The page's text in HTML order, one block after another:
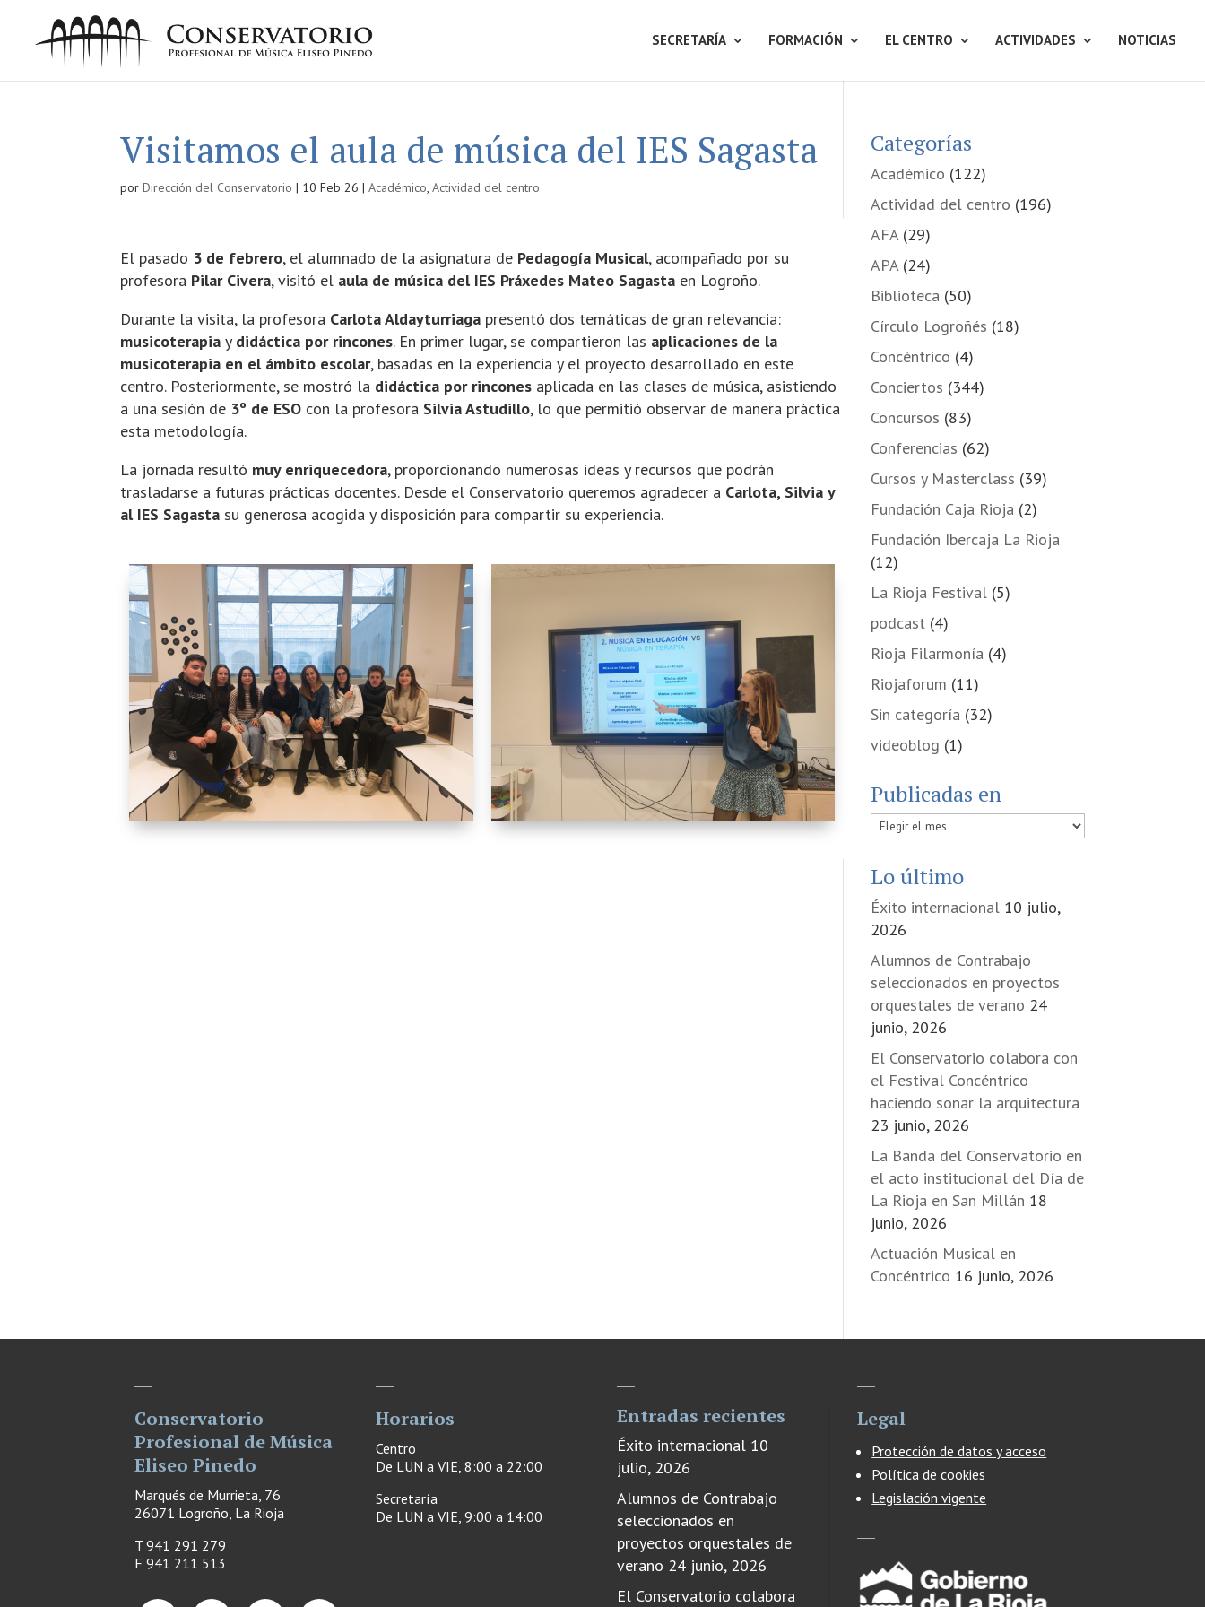
SECRETARÍA FORMACIÓN EL CENTRO ACTIVIDADES NOTICIAS
Visitamos el aula de música del IES Sagasta
porDirección del Conservatorio | 10 Feb 26 |Académico,Actividad del centro
El pasado 3 de febrero, el alumnado de la asignatura de Pedagogía Musical, acompañado por su
profesora Pilar Civera, visitó el aula de música del IES Práxedes Mateo Sagasta en Logroño.
Durante la visita, la profesora Carlota Aldayturriaga presentó dos temáticas de gran relevancia:
musicoterapia y didáctica por rincones. En primer lugar, se compartieron las aplicaciones de la
musicoterapia en el ámbito escolar, basadas en la experiencia y el proyecto desarrollado en este
centro. Posteriormente, se mostró la didáctica por rincones aplicada en las clases de música, asistiendo
a una sesión de 3º de ESO con la profesora Silvia Astudillo, lo que permitió observar de manera práctica
esta metodología.
La jornada resultó muy enriquecedora, proporcionando numerosas ideas y recursos que podrán
trasladarse a futuras prácticas docentes. Desde el Conservatorio queremos agradecer a Carlota, Silvia y
al IES Sagasta su generosa acogida y disposición para compartir su experiencia.
Categorías
Académico (122)
Actividad del centro (196)
AFA(29)
APA(24)
Biblioteca (50)
Círculo Logroñés (18)
Concéntrico (4)
Conciertos (344)
Concursos (83)
Conferencias (62)
Cursos y Masterclass (39)
Fundación Caja Rioja (2)
Fundación Ibercaja La Rioja
(12)
La Rioja Festival(5)
podcast(4)
Rioja Filarmonía (4)
Riojaforum (11)
Sin categoría (32)
videoblog (1)
Publicadas en
Publicadas
Lo último
Éxito internacional 10 julio,
2026
Alumnos de Contrabajo
seleccionados en proyectos
orquestales de verano 24
junio, 2026
El Conservatorio colabora con
el Festival Concéntrico
haciendo sonar la arquitectura
23 junio, 2026
La Banda del Conservatorio en
el acto institucional del Día de
La Rioja en San Millán 18
junio, 2026
Actuación Musical en
Concéntrico 16 junio, 2026
Conservatorio
Profesional de Música
Eliseo Pinedo
Marqués de Murrieta, 76
26071 Logroño, La Rioja
T 941 291 279
F941 211 513
Horarios
Centro
De LUN a VIE, 8:00 a 22:00
Secretaría
De LUN a VIE, 9:00 a 14:00
Entradas recientes
Éxito internacional 10
julio, 2026
Alumnos de Contrabajo
seleccionados en
proyectos orquestales de
verano 24 junio, 2026
El Conservatorio colabora
Legal
Protección de datos y acceso
Política de cookies
Legislación vigente